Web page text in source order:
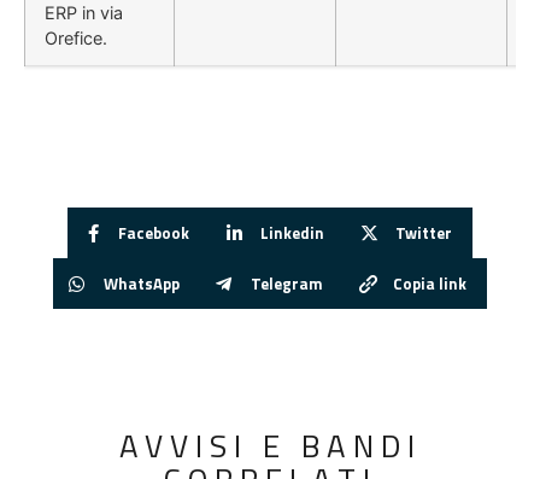
ERP in via
Orefice.
Facebook Linkedin Twitter
WhatsApp Telegram Copia link
AVVISI E BANDI